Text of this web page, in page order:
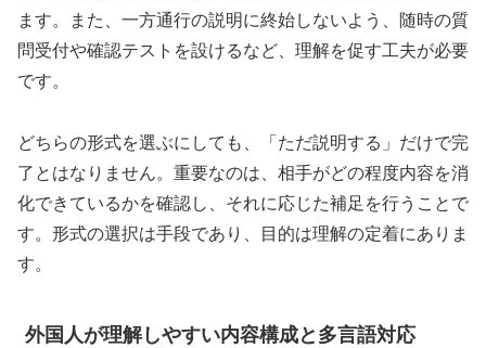
ます。また、一方通行の説明に終始しないよう、随時の質
問受付や確認テストを設けるなど、理解を促す工夫が必要
です。
どちらの形式を選ぶにしても、「ただ説明する」だけで完
了とはなりません。重要なのは、相手がどの程度内容を消
化できているかを確認し、それに応じた補足を行うことで
す。形式の選択は手段であり、目的は理解の定着にありま
す。
外国人が理解しやすい内容構成と多言語対応